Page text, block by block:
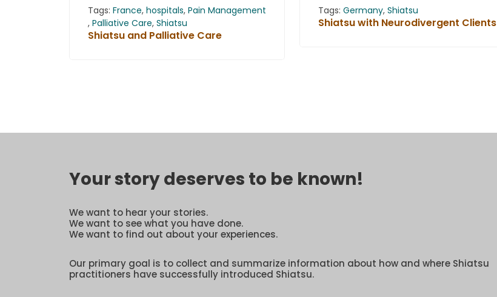
Tags: France, hospitals, Pain Management
, Palliative Care, Shiatsu
Shiatsu and Palliative Care
Tags: Germany, Shiatsu
Shiatsu with Neurodivergent Clients
Your story deserves to be known!
We want to hear your stories.
We want to see what you have done.
We want to find out about your experiences.
Our primary goal is to collect and summarize information about how and where Shiatsu
practitioners have successfully introduced Shiatsu.